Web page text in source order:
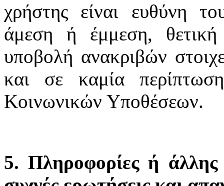
χρήστης είναι ευθύνη
άμεση ή έμμεση,
υποβολή ανακριβών
και σε καμία
Κοινωνικών Υποθέσεων.
5. Πληροφορίες ή άλλης